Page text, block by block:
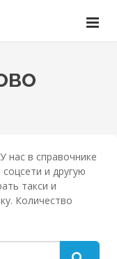
нас в справочнике
и другую
такси и
Количество